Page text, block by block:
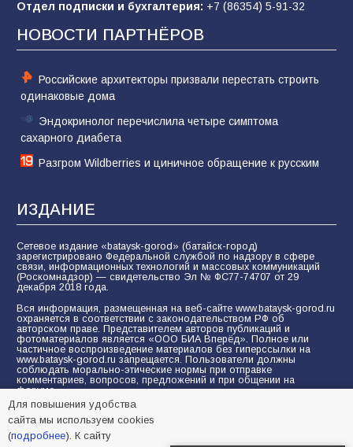
Морской квест в детском саду: как
воспитанники спасали Нептуна
74 01.08.2026
Отдел подписки и бухгалтерия: +7 (86354) 5-91-32
НОВОСТИ ПАРТНЁРОВ
Российские архитекторы призвали перестать строить
одинаковые дома
Эндокринолог перечислила четыре симптома
сахарного диабета
Разгром Wildberries и циничное обращение к русским
ИЗДАНИЕ
Сетевое издание «bataysk-gorod» (батайск-город)
зарегистрировано Федеральной службой по надзору в сфере
связи, информационных технологий и массовых коммуникаций
(Роскомнадзор) — свидетельство Эл № ФС77-74707 от 29
декабря 2018 года.
Вся информация, размещенная на веб-сайте www.bataysk-gorod.ru
охраняется в соответствии с законодательством РФ об
авторском праве. Представителем авторов публикаций и
фотоматериалов является «ООО БИА Вперёд». Полное или
частичное воспроизведение материалов без гиперссылки на
www.bataysk-gorod.ru запрещается. Пользователи должны
соблюдать морально-этические нормы при отправке
комментариев, вопросов, предложений и при общении на
форуме.
Политика конфиденциальности и защиты информации
Согласие на обработку персональных данных с помощью
сервисов Yandex.Metrika, LiveInternet, top.mail.ru
Для повышения удобства
сайта мы используем cookies
(подробнее). К сайту